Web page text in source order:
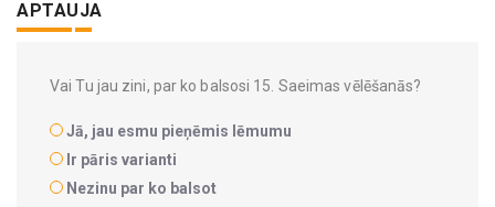
APTAUJA
Vai Tu jau zini, par ko balsosi 15. Saeimas vēlēšanās?
Jā, jau esmu pieņēmis lēmumu
Ir pāris varianti
Nezinu par ko balsot